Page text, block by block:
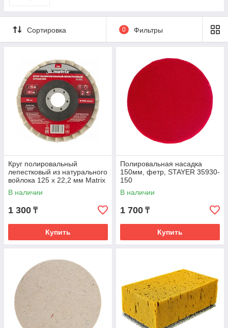
Сортировка 0 Фильтры
Круг полировальный
лепестковый из натурального
войлока 125 х 22,2 мм Matrix
75934
В наличии
1 300 ₸
Купить
Полировальная насадка
150мм, фетр, STAYER 35930-
150
В наличии
1 700 ₸
Купить